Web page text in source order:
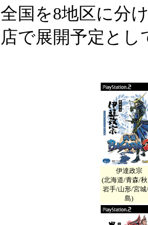
全国を8地区に分
店で展開予定とし
伊達政宗
(北海道/青森/
岩手/山形/宮城
島)